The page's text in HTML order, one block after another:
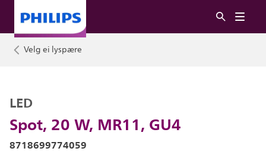
Velg ei lyspære
Spot, 20 W, MR11, GU4
LED
8718699774059